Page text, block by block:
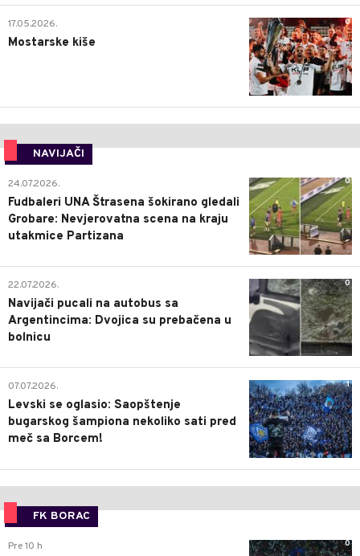
0
17.05.2026.
Mostarske kiše
NAVIJAČI
0
24.07.2026.
Fudbaleri UNA Štrasena šokirano gledali
Grobare: Nevjerovatna scena na kraju
utakmice Partizana
0
22.07.2026.
Navijači pucali na autobus sa
Argentincima: Dvojica su prebačena u
bolnicu
1
07.07.2026.
Levski se oglasio: Saopštenje
bugarskog šampiona nekoliko sati pred
meč sa Borcem!
FK BORAC
0
Pre 10 h